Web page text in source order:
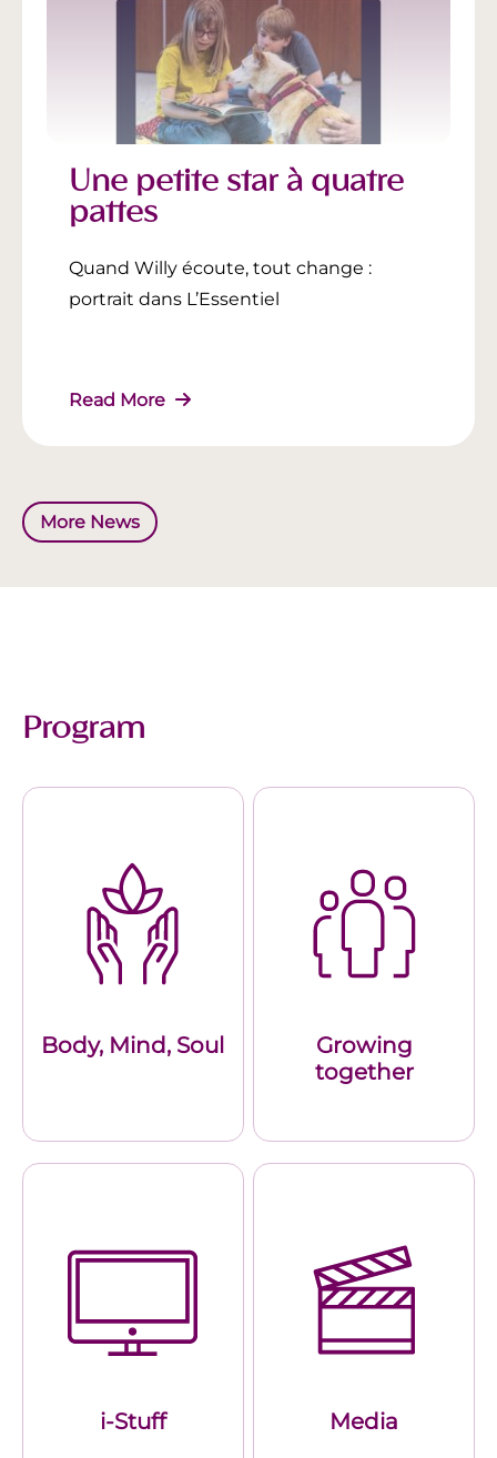
Une petite star à quatre
pattes
Quand Willy écoute, tout change :
portrait dans L’Essentiel
Read More
More News
Program
Body, Mind, Soul
Growing
together
i-Stuff Media